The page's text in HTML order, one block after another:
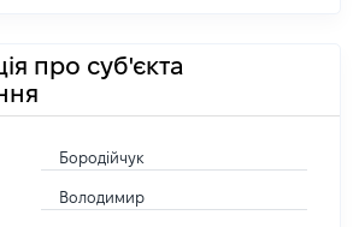
про суб'єкта
Бородійчук
Володимир